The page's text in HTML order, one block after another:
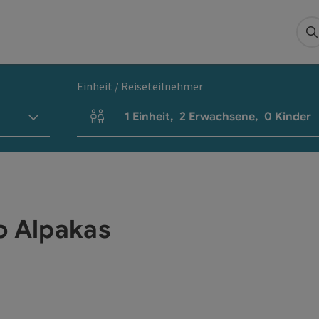
Einheit / Reiseteilnehmer
Einheitenanzahl und Personenfelder
1 Einheit, 2 Erwachsene, 0 Kinder
Alpakas